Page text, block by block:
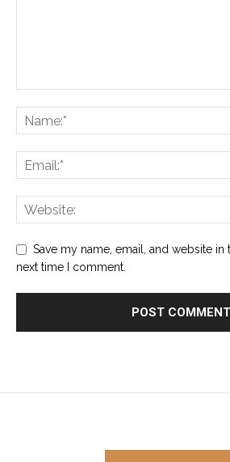
Save my name, email, and website
next time I comment.